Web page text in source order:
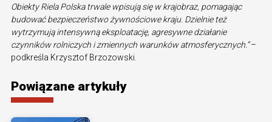
Obiekty Riela Polska trwale wpisują się w krajobraz, pomagając
budować bezpieczeństwo żywnościowe kraju. Dzielnie też
wytrzymują intensywną eksploatację, agresywne działanie
czynników rolniczych i zmiennych warunków atmosferycznych.”–
podkreśla Krzysztof Brzozowski.
Powiązane artykuły